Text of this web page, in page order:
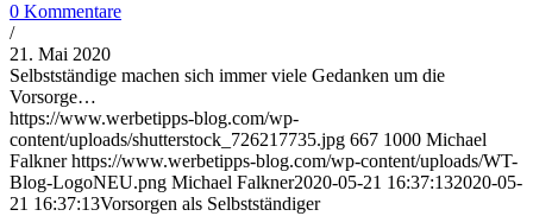
0 Kommentare
/
21. Mai 2020
Selbstständige machen sich immer viele Gedanken um die
Vorsorge…
https://www.werbetipps-blog.com/wp-
content/uploads/shutterstock_726217735.jpg 667 1000 Michael
Falkner https://www.werbetipps-blog.com/wp-content/uploads/WT-
Blog-LogoNEU.png Michael Falkner2020-05-21 16:37:132020-05-
21 16:37:13Vorsorgen als Selbstständiger